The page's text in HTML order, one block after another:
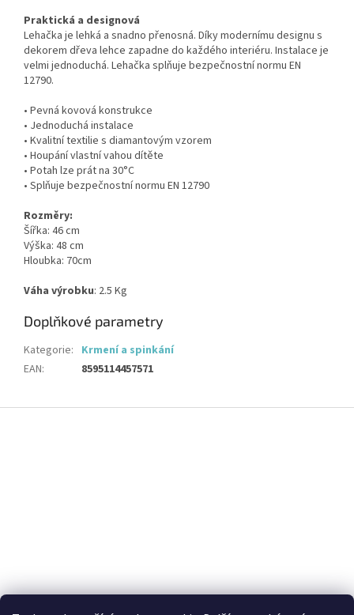
Praktická a designová
Lehačka je lehká a snadno přenosná. Díky modernímu designu s
dekorem dřeva lehce zapadne do každého interiéru. Instalace je
velmi jednoduchá. Lehačka splňuje bezpečnostní normu EN
12790.
• Pevná kovová konstrukce
• Jednoduchá instalace
• Kvalitní textilie s diamantovým vzorem
• Houpání vlastní vahou dítěte
• Potah lze prát na 30°C
• Splňuje bezpečnostní normu EN 12790
Rozměry:
Šířka: 46 cm
Výška: 48 cm
Hloubka: 70cm
Váha výrobku: 2.5 Kg
Doplňkové parametry
Kategorie: Krmení a spinkání
EAN: 8595114457571